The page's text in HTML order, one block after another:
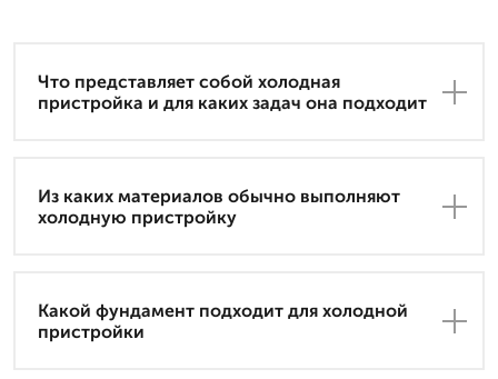
Что представляет собой холодная
пристройка и для каких задач она подходит
Из каких материалов обычно выполняют
холодную пристройку
Какой фундамент подходит для холодной
пристройки